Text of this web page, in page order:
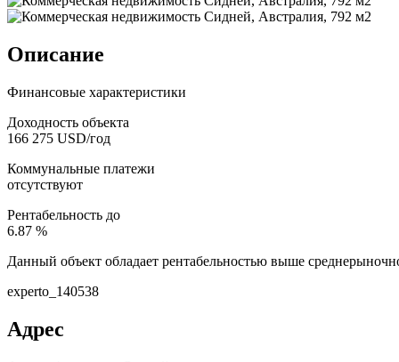
Описание
Финансовые характеристики
Доходность объекта
166 275 USD/год
Коммунальные платежи
отсутствуют
Рентабельность до
6.87 %
Данный объект обладает рентабельностью выше
experto_140538
Адрес